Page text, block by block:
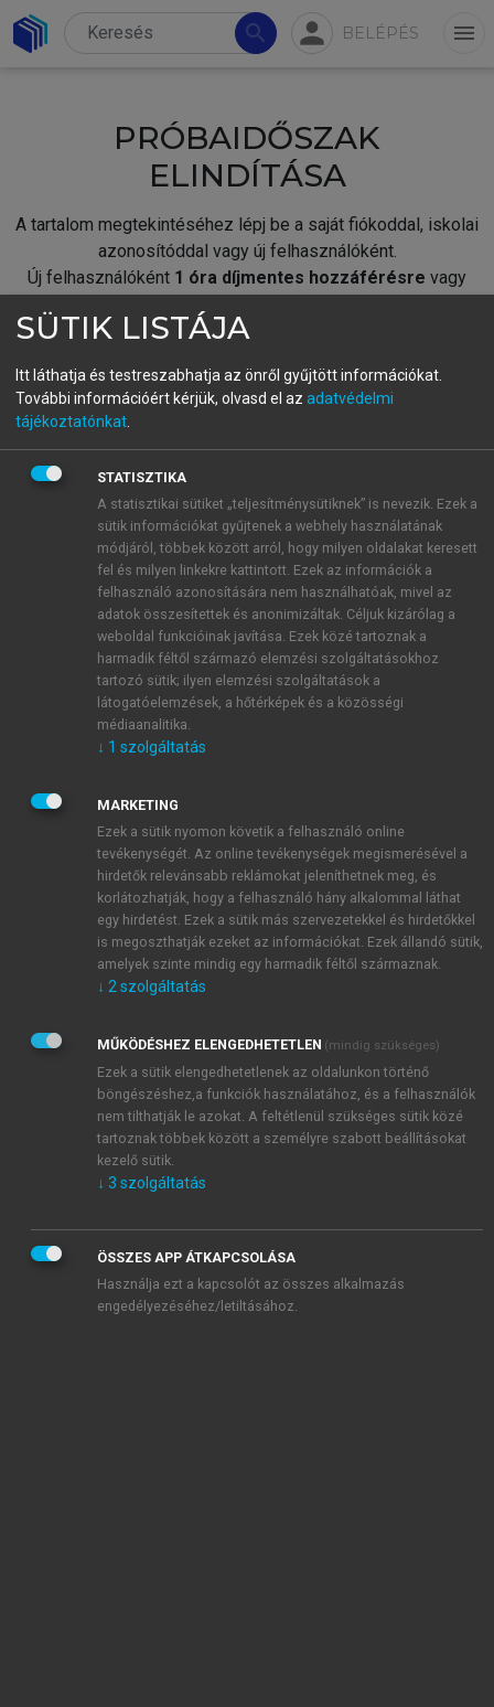
search person BELÉPÉS menu
PRÓBAIDŐSZAK
ELINDÍTÁSA
A tartalom megtekintéséhez lépj be a saját fiókoddal, iskolai
azonosítóddal vagy új felhasználóként.
Új felhasználóként 1 óra díjmentes hozzáférésre vagy
fiókoddal,vagy hozz létre új fiókot.
A regisztráció után apróbaidőszakautomatikusan
BELÉPÉS SAJÁT FIÓKKAL
ÚJ FIÓK LÉTREHOZÁSA
1 óra díjmentes hozzáférés
E-MAIL-CÍM
JELSZÓ
JELSZÓ ÚJRA
Kérek értesítést a MeRSZ újdonságairól, akcióiról.
Kérek értesítést az Akadémiai Kiadó Zrt. újdonságairól,
Adatkezelési tájékoztatóbanfoglaltakat tudomásul
veszem és elfogadom.
Általános vásárlási feltételeket, valamint a szotar.netés a
mersz.huoldalak licencszerződéseiben foglaltakat
tudomásul veszem és elfogadom.
KIPRÓBÁLOM
SÜTIK LISTÁJA
Itt láthatja és testreszabhatja az önről gyűjtött információkat.
További információért kérjük, olvasd el az adatvédelmi
tájékoztatónkat
STATISZTIKA
A statisztikai sütiket „teljesítménysütiknek” is nevezik. Ezek a
sütik információkat gyűjtenek a webhely használatának
módjáról, többek között arról, hogy milyen oldalakat keresett
fel és milyen linkekre kattintott. Ezek az információk a
felhasználó azonosítására nem használhatóak, mivel az
adatok összesítettek és anonimizáltak. Céljuk kizárólag a
weboldal funkcióinak javítása. Ezek közé tartoznak a
harmadik féltől származó elemzési szolgáltatásokhoz
tartozó sütik; ilyen elemzési szolgáltatások a
látogatóelemzések, a hőtérképek és a közösségi
médiaanalitika.
↓ 1 szolgáltatás
MARKETING
Ezek a sütik nyomon követik a felhasználó online
tevékenységét. Az online tevékenységek megismerésével a
hirdetők relevánsabb reklámokat jeleníthetnek meg, és
korlátozhatják, hogy a felhasználó hány alkalommal láthat
egy hirdetést. Ezek a sütik más szervezetekkel és hirdetőkkel
is megoszthatják ezeket az információkat. Ezek állandó sütik,
amelyek szinte mindig egy harmadik féltől származnak.
↓ 2 szolgáltatás
MŰKÖDÉSHEZ ELENGEDHETETLEN (mindig szükséges)
Ezek a sütik elengedhetetlenek az oldalunkon történő
böngészéshez,a funkciók használatához, és a felhasználók
nem tilthatják le azokat. A feltétlenül szükséges sütik közé
tartoznak többek között a személyre szabott beállításokat
kezelő sütik.
↓ 3 szolgáltatás
ÖSSZES APP ÁTKAPCSOLÁSA
Használja ezt a kapcsolót az összes alkalmazás
engedélyezéséhez/letiltásához.